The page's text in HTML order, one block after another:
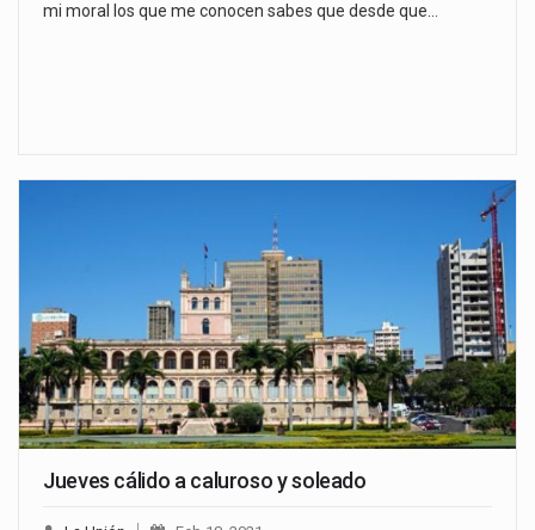
mi moral los que me conocen sabes que desde que…
Jueves cálido a caluroso y soleado